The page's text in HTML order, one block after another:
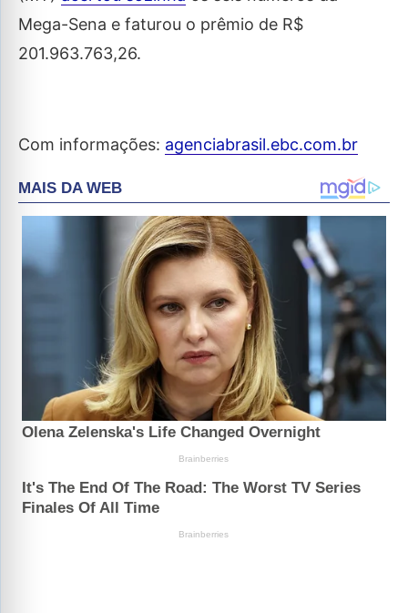
Mega-Sena e faturou o prêmio de R$
201.963.763,26.
Com informações: agenciabrasil.ebc.com.br